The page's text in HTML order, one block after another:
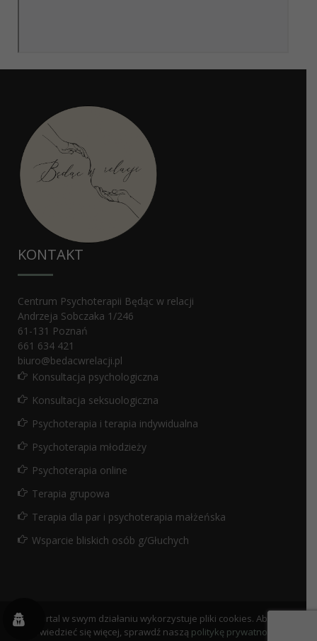
KONTAKT
Centrum Psychoterapii Będąc w relacji
Andrzeja Sobczaka 1/246
61-131 Poznań
661 634 421
biuro@bedacwrelacji.pl
Konsultacja psychologiczna
Konsultacja seksuologiczna
Psychoterapia i terapia indywidualna
Psychoterapia młodzieży
Psychoterapia online
Terapia grupowa
Terapia dla par i psychoterapia małżeńska
Wsparcie bliskich osób g/Głuchych
Portal w swym działaniu wykorzystuje pliki cookies. Aby
dowiedzieć się więcej, sprawdź naszą politykę prywatności